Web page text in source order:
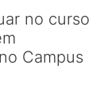
no curso
Campus